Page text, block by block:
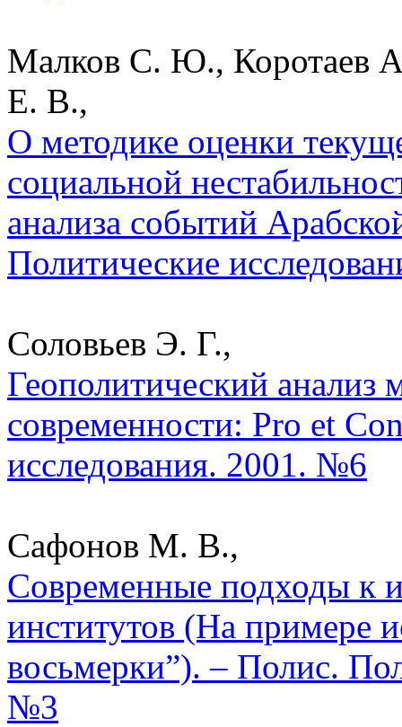
Малков С. Ю., Коротаев
Е. В.,
О методике оценки
социальной
анализа событий
Политические
Соловьев Э. Г.,
Геополитический
современности: Pro et
исследования. 2001. №6
Сафонов М. В.,
Современные подходы к
институтов (На примере
восьмерки”). – Полис.
№3